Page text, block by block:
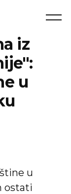
iz
u
u
ostati